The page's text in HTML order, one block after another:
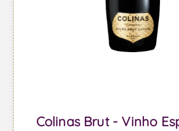
Colinas Brut - Vinho